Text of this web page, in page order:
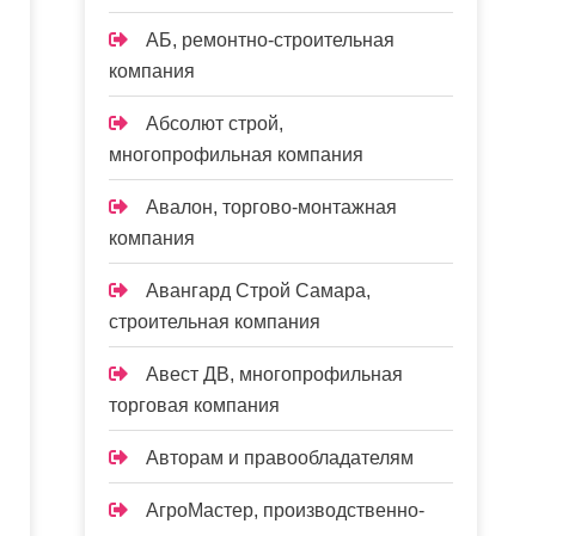
АБ, ремонтно-строительная
компания
Абсолют строй,
многопрофильная компания
Авалон, торгово-монтажная
компания
Авангард Строй Самара,
строительная компания
Авест ДВ, многопрофильная
торговая компания
Авторам и правообладателям
АгроМастер, производственно-